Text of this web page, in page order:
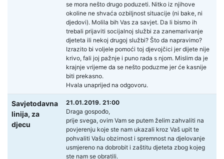
se mora nešto drugo poduzeti. Nitko iz njihove
okoline ne shvaća ozbiljnost situacije (ni bake, ni
djedovi). Molila bih Vas za savjet. Da li bismo ih
trebali prijaviti socijalnoj službi za zanemarivanje
djeteta ili nekoj drugoj službi? Što da napravimo?
Izrazito bi voljele pomoći toj djevojčici jer dijete nije
krivo, fali joj pažnje i puno rada s njom. Mislim da je
krajnje vrijeme da se nešto poduzme jer će kasnije
biti prekasno.
Hvala unaprijed na odgovoru.
Savjetodavna
linija, za
djecu
21.01.2019. 21:00
Draga gospođo,
prije svega, ovim Vam se putem želim zahvaliti na
povjerenju koje ste nam ukazali kroz Vaš upit te
pohvaliti Vašu obzirnost i spremnost na djelovanje
usmjereno na dobrobit i zaštitu djeteta zbog kojeg
ste nam se obratili.